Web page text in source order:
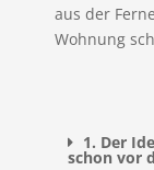
aus der
Wohnung
1. Der
schon vor